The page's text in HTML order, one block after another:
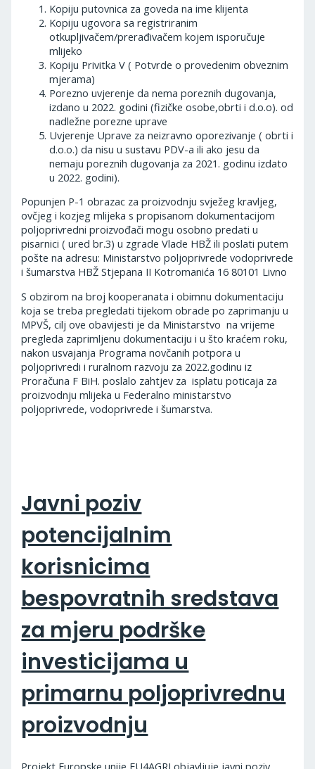
Kopiju putovnica za goveda na ime klijenta
Kopiju ugovora sa registriranim
otkupljivačem/prerađivačem kojem isporučuje
mlijeko
Kopiju Privitka V ( Potvrde o provedenim obveznim
mjerama)
Porezno uvjerenje da nema poreznih dugovanja,
izdano u 2022. godini (fizičke osobe,obrti i d.o.o). od
nadležne porezne uprave
Uvjerenje Uprave za neizravno oporezivanje ( obrti i
d.o.o.) da nisu u sustavu PDV-a ili ako jesu da
nemaju poreznih dugovanja za 2021. godinu izdato
u 2022. godini).
Popunjen P-1 obrazac za proizvodnju svježeg kravljeg,
ovčjeg i kozjeg mlijeka s propisanom dokumentacijom
poljoprivredni proizvođači mogu osobno predati u
pisarnici ( ured br.3) u zgrade Vlade HBŽ ili poslati putem
pošte na adresu: Ministarstvo poljoprivrede vodoprivrede
i šumarstva HBŽ Stjepana II Kotromanića 16 80101 Livno
S obzirom na broj kooperanata i obimnu dokumentaciju
koja se treba pregledati tijekom obrade po zaprimanju u
MPVŠ, cilj ove obavijesti je da Ministarstvo na vrijeme
pregleda zaprimljenu dokumentaciju i u što kraćem roku,
nakon usvajanja Programa novčanih potpora u
poljoprivredi i ruralnom razvoju za 2022.godinu iz
Proračuna F BiH. poslalo zahtjev za isplatu poticaja za
proizvodnju mlijeka u Federalno ministarstvo
poljoprivrede, vodoprivrede i šumarstva.
Javni poziv
potencijalnim
korisnicima
bespovratnih sredstava
za mjeru podrške
investicijama u
primarnu poljoprivrednu
proizvodnju
Projekt Europske unije EU4AGRI objavljuje javni poziv